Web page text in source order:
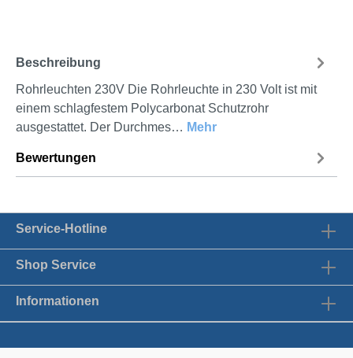
Beschreibung
Rohrleuchten 230V Die Rohrleuchte in 230 Volt ist mit
einem schlagfestem Polycarbonat Schutzrohr
ausgestattet. Der Durchmes… Mehr
Bewertungen
Service-Hotline
Shop Service
Informationen